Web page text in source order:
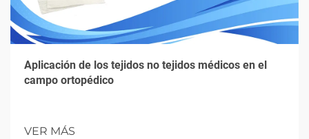
Aplicación de los tejidos no tejidos médicos en el
campo ortopédico
VER MÁS